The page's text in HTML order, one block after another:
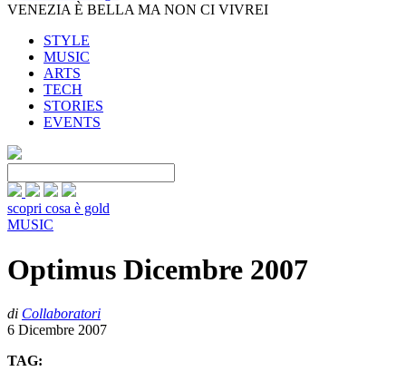
VENEZIA È BELLA MA NON CI VIVREI
STYLE
MUSIC
ARTS
TECH
STORIES
EVENTS
scopri cosa è gold
MUSIC
Optimus Dicembre 2007
di Collaboratori
6 Dicembre 2007
TAG: